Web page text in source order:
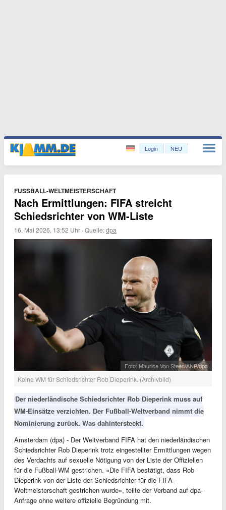
Login NEU
FUSSBALL-WELTMEISTERSCHAFT
Nach Ermittlungen: FIFA streicht
Schiedsrichter von WM-Liste
16. Mai 2026, 13:52 Uhr ·Quelle:dpa
Foto: Maurice Van Steen/ANP/dpa
Keine WM für Schiedsrichter Rob Dieperink. (Archivbild)
Der niederländische Schiedsrichter Rob Dieperink muss auf
WM-Einsätze verzichten. Der Fußball-Weltverband nimmt die
Nominierung zurück. Was dahintersteckt.
Amsterdam (dpa) - Der Weltverband FIFA hat den niederländischen
Schiedsrichter Rob Dieperink trotz eingestellter Ermittlungen wegen
des Verdachts auf sexuelle Nötigung von der Liste der Offiziellen
für die Fußball-WM gestrichen. «Die FIFA bestätigt, dass Rob
Dieperink von der Liste der Schiedsrichter für die FIFA-
Weltmeisterschaft gestrichen wurde», teilte der Verband auf dpa-
Anfrage ohne weitere offizielle Begründung mit.